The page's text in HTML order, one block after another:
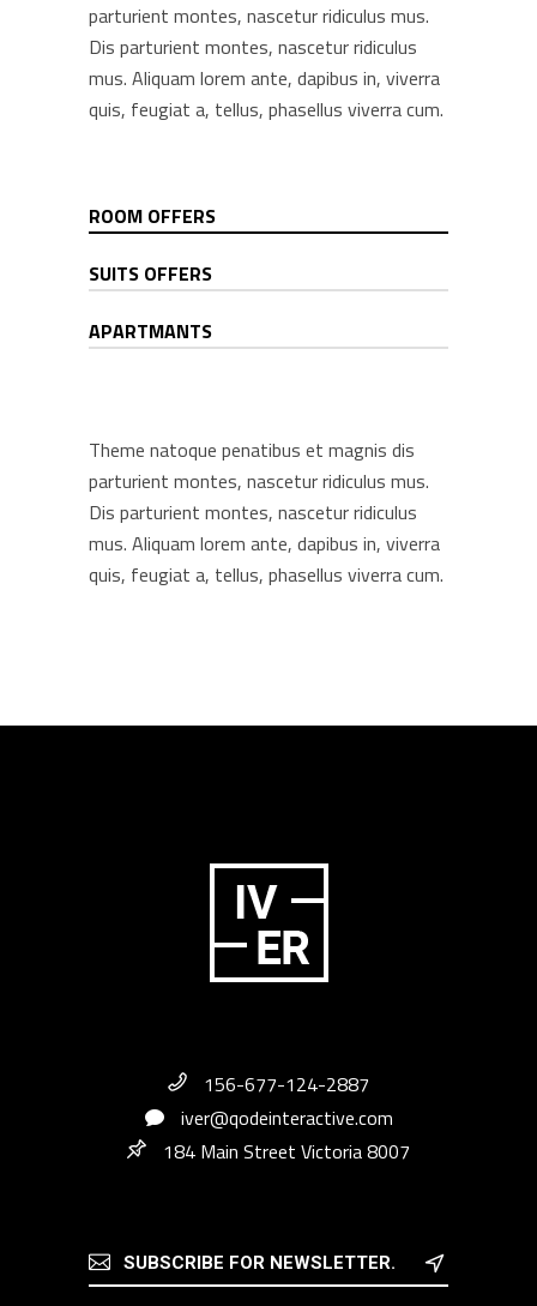
parturient montes, nascetur ridiculus mus.
Dis parturient montes, nascetur ridiculus
mus. Aliquam lorem ante, dapibus in, viverra
quis, feugiat a, tellus, phasellus viverra cum.
ROOM OFFERS
SUITS OFFERS
APARTMANTS
Theme natoque penatibus et magnis dis
parturient montes, nascetur ridiculus mus.
Dis parturient montes, nascetur ridiculus
mus. Aliquam lorem ante, dapibus in, viverra
quis, feugiat a, tellus, phasellus viverra cum.
156-677-124-2887
iver@qodeinteractive.com
184 Main Street Victoria 8007